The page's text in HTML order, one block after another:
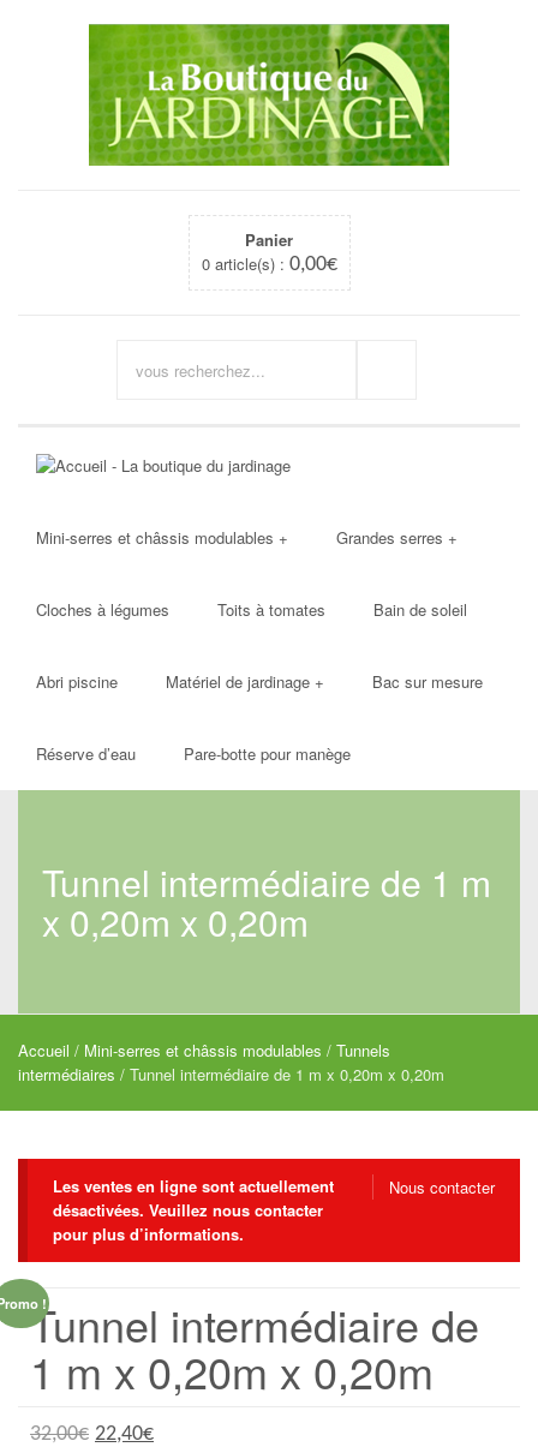
Panier
0 article(s) : 0,00€
Mini-serres et châssis modulables + Grandes serres +
Cloches à légumes Toits à tomates Bain de soleil
Abri piscine Matériel de jardinage + Bac sur mesure
Réserve d’eau Pare-botte pour manège
Tunnel intermédiaire de 1 m
x 0,20m x 0,20m
Accueil / Mini-serres et châssis modulables / Tunnels
intermédiaires / Tunnel intermédiaire de 1 m x 0,20m x 0,20m
Nous contacter
Les ventes en ligne sont actuellement
désactivées. Veuillez nous contacter
pour plus d’informations.
!
Tunnel intermédiaire de
1 m x 0,20m x 0,20m
32,00€ 22,40€